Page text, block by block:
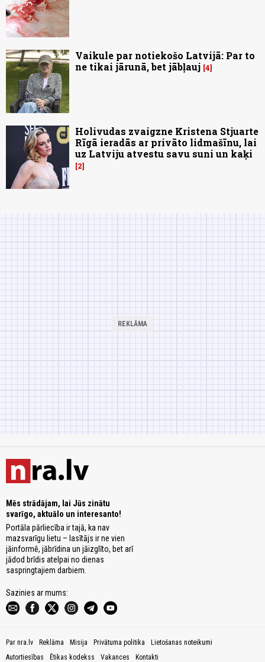
Vaikule par notiekošo Latvijā: Par to
ne tikai jārunā, bet jābļauj 4
Holivudas zvaigzne Kristena Stjuarte
Rīgā ieradās ar privāto lidmašīnu, lai
uz Latviju atvestu savu suni un kaķi
2
Mēs strādājam, lai Jūs zinātu
svarīgo, aktuālo un interesanto!
Portāla pārliecība ir tajā, ka nav
mazsvarīgu lietu – lasītājs ir ne vien
jāinformē, jābrīdina un jāizglīto, bet arī
jādod brīdis atelpai no dienas
saspringtajiem darbiem.
Sazinies ar mums:
Par nra.lv Reklāma Misija Privātuma politika
Lietošanas noteikumi
Autortiesības
Ētikas kodekss Vakances Kontakti